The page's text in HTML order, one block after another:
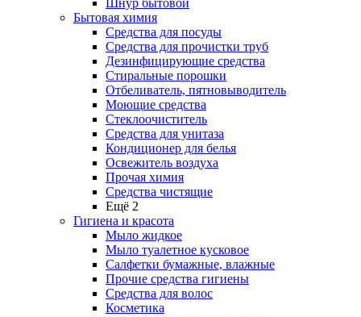
Шнур бытовой
Бытовая химия
Средства для посуды
Средства для прочистки труб
Дезинфицирующие средства
Стиральные порошки
Отбеливатель, пятновыводитель
Моющие средства
Стеклоочиститель
Средства для унитаза
Кондиционер для белья
Освежитель воздуха
Прочая химия
Средства чистящие
Ещё 2
Гигиена и красота
Мыло жидкое
Мыло туалетное кусковое
Салфетки бумажные, влажные
Прочие средства гигиены
Средства для волос
Косметика